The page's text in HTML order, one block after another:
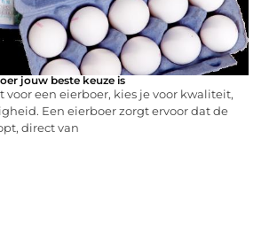
jouw beste keuze is
voor een eierboer, kies je voor kwaliteit,
Een eierboer zorgt ervoor dat de
direct van